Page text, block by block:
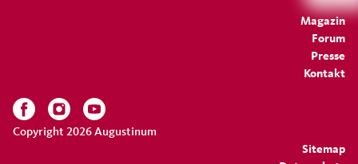
Magazin
Forum
Presse
Kontakt
Sitemap
Copyright 2026 Augustinum